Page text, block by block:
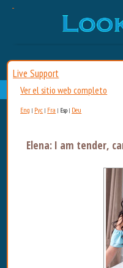
Live Support
Ver el sitio web completo
Eng | Рус | Fra | Esp| Deu
Elena: I am tender,